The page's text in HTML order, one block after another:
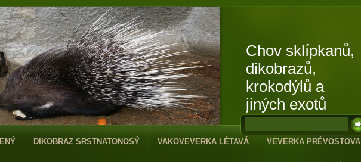
Chov sklípkanů,
dikobrazů,
krokodýlů a
jiných exotů
DIKOBRAZ SRSTNATONOSÝ VAKOVEVERKA LÉTAVÁ VEVERKA PRÉVOSTOVA